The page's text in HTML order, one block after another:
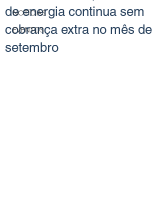
NOTÍCIAS
EVENTOS
de energia continua sem
cobrança extra no mês de
setembro